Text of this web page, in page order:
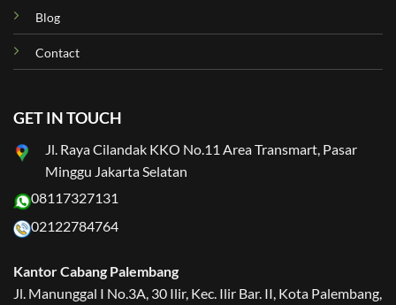
Blog
Contact
GET IN TOUCH
Jl. Raya Cilandak KKO No.11 Area Transmart, Pasar
Minggu Jakarta Selatan
08117327131
02122784764
Kantor Cabang Palembang
Jl. Manunggal I No.3A, 30 Ilir, Kec. Ilir Bar. II, Kota Palembang,